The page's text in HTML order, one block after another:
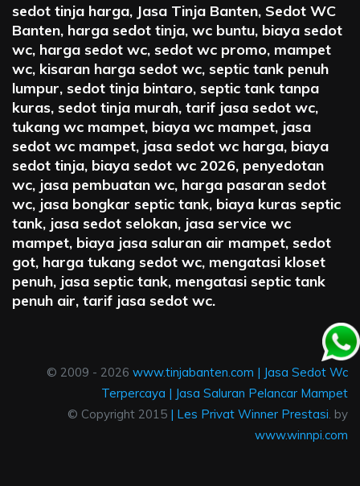
sedot tinja harga, Jasa Tinja Banten, Sedot WC
Banten, harga sedot tinja, wc buntu, biaya sedot
wc, harga sedot wc, sedot wc promo, mampet
wc, kisaran harga sedot wc, septic tank penuh
lumpur, sedot tinja bintaro, septic tank tanpa
kuras, sedot tinja murah, tarif jasa sedot wc,
tukang wc mampet, biaya wc mampet, jasa
sedot wc mampet, jasa sedot wc harga, biaya
sedot tinja, biaya sedot wc 2026, penyedotan
wc, jasa pembuatan wc, harga pasaran sedot
wc, jasa bongkar septic tank, biaya kuras septic
tank, jasa sedot selokan, jasa service wc
mampet, biaya jasa saluran air mampet, sedot
got, harga tukang sedot wc, mengatasi kloset
penuh, jasa septic tank, mengatasi septic tank
penuh air, tarif jasa sedot wc.
© 2009 - 2026 www.tinjabanten.com | Jasa Sedot Wc
Terpercaya | Jasa Saluran Pelancar Mampet
© Copyright 2015 | Les Privat Winner Prestasi . by
www.winnpi.com